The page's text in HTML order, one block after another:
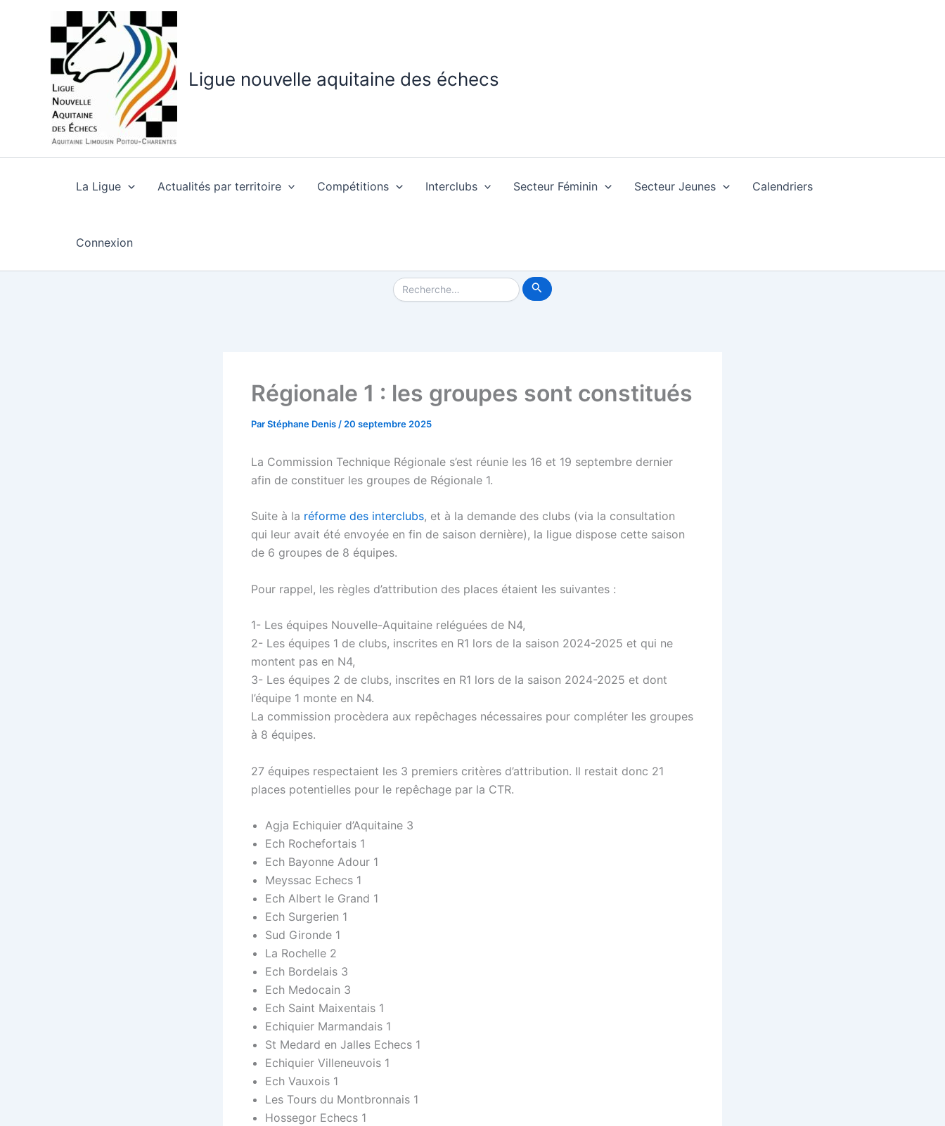
Ligue nouvelle aquitaine des échecs
La Ligue Actualités par territoire Compétitions Interclubs Secteur Féminin Secteur Jeunes Calendriers
Connexion
Rechercher :
Régionale 1 : les groupes sont constitués
ParStéphane Denis / 20 septembre 2025
La Commission Technique Régionale s’est réunie les 16 et 19 septembre dernier
afin de constituer les groupes de Régionale 1.
Suite à la réforme des interclubs, et à la demande des clubs (via la consultation
qui leur avait été envoyée en fin de saison dernière), la ligue dispose cette saison
de 6 groupes de 8 équipes.
Pour rappel, les règles d’attribution des places étaient les suivantes :
1- Les équipes Nouvelle-Aquitaine reléguées de N4,
2- Les équipes 1 de clubs, inscrites en R1 lors de la saison 2024-2025 et qui ne
montent pas en N4,
3- Les équipes 2 de clubs, inscrites en R1 lors de la saison 2024-2025 et dont
l’équipe 1 monte en N4.
La commission procèdera aux repêchages nécessaires pour compléter les groupes
à 8 équipes.
27 équipes respectaient les 3 premiers critères d’attribution. Il restait donc 21
places potentielles pour le repêchage par la CTR.
Agja Echiquier d’Aquitaine 3
Ech Rochefortais 1
Ech Bayonne Adour 1
Meyssac Echecs 1
Ech Albert le Grand 1
Ech Surgerien 1
Sud Gironde 1
La Rochelle 2
Ech Bordelais 3
Ech Medocain 3
Ech Saint Maixentais 1
Echiquier Marmandais 1
St Medard en Jalles Echecs 1
Echiquier Villeneuvois 1
Ech Vauxois 1
Les Tours du Montbronnais 1
Hossegor Echecs 1